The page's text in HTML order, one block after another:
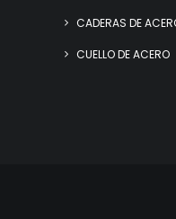
CADERAS DE
CUELLO DE ACERO